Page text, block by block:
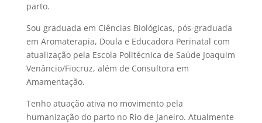
parto.
Sou graduada em Ciências Biológicas, pós-graduada
em Aromaterapia, Doula e Educadora Perinatal com
atualização pela Escola Politécnica de Saúde Joaquim
Venâncio/Fiocruz, além de Consultora em
Amamentação.
Tenho atuação ativa no movimento pela
humanização do parto no Rio de Janeiro. Atualmente